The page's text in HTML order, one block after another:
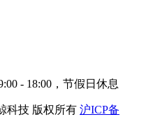
- 18:00，节假日休息
科技 版权所有 沪ICP备